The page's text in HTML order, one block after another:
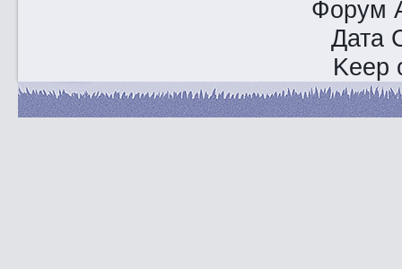
Форум
Дата
Keep